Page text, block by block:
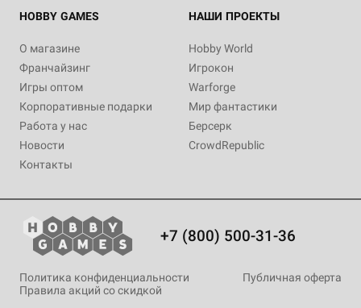
HOBBY GAMES
О магазине
Франчайзинг
Игры оптом
Корпоративные подарки
Работа у нас
Новости
Контакты
НАШИ ПРОЕКТЫ
Hobby World
Игрокон
Warforge
Мир фантастики
Берсерк
CrowdRepublic
+7 (800) 500-31-36
Политика конфиденциальности
Публичная оферта
Правила акций со скидкой